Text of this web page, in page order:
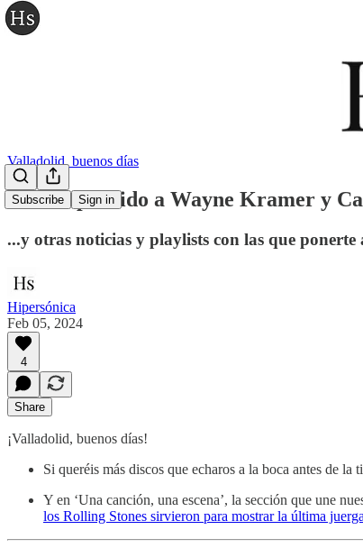
Subscribe Sign in
Valladolid, buenos días
Hemos perdido a Wayne Kramer y
...y otras noticias y playlists con las que ponerte
Hipersónica
Feb 05, 2024
4
Share
¡Valladolid, buenos días!
Si queréis más discos que echaros a la boca antes de
Y en ‘Una canción, una escena’, la sección que une
los Rolling Stones sirvieron para mostrar la última